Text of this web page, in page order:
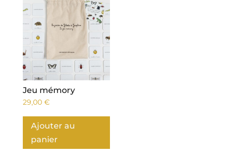
Jeu mémory
29,00 €
Ajouter au
panier